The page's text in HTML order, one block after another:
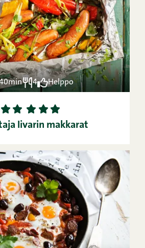
4 Helppo
1 2 3 4
5
Iivarin makkarat